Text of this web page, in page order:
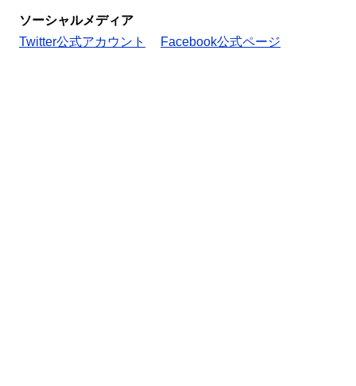
ソーシャルメディア
Twitter公式アカウント
Facebook公式ページ